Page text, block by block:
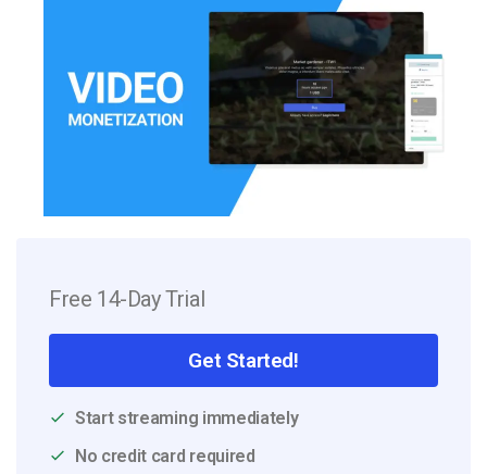
Free 14-Day Trial
Get Started!
Start streaming immediately
No credit card required